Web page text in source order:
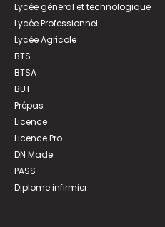
Lycée général et technologique
Lycée Professionnel
Lycée Agricole
BTS
BTSA
BUT
Prépas
Licence
Licence Pro
DN Made
PASS
Diplome infirmier